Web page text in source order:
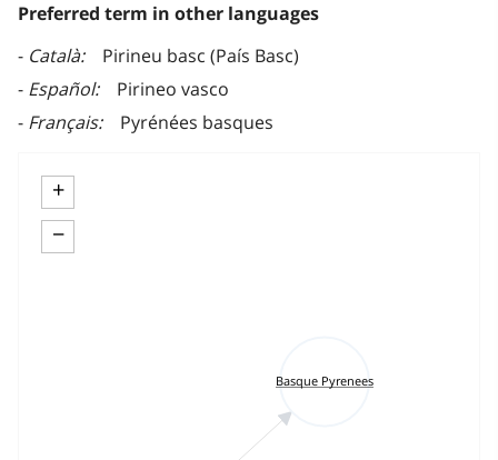
Preferred term in other languages
Català
Pirineu basc (País Basc)
Español
Pirineo vasco
Français
Pyrénées basques
+
−
Basque Pyrenees